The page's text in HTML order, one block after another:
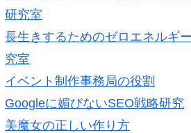
研究室
長生きするためのゼロエネルギ
究室
イベント制作事務局の役割
Googleに媚びないSEO戦略研究
美魔女の正しい作り方